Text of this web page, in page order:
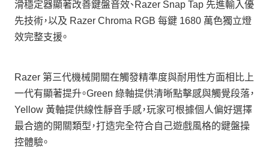
滑穩定器顯著改善鍵盤音效、Razer Snap Tap 先進輸入優
先技術，以及 Razer Chroma RGB 每鍵 1680 萬色獨立燈
效完整支援。
Razer 第三代機械開關在觸發精準度與耐用性方面相比上
一代有顯著提升。Green 綠軸提供清晰點擊感與觸覺段落，
Yellow 黃軸提供線性靜音手感，玩家可根據個人偏好選擇
最合適的開關類型，打造完全符合自己遊戲風格的鍵盤操
控體驗。